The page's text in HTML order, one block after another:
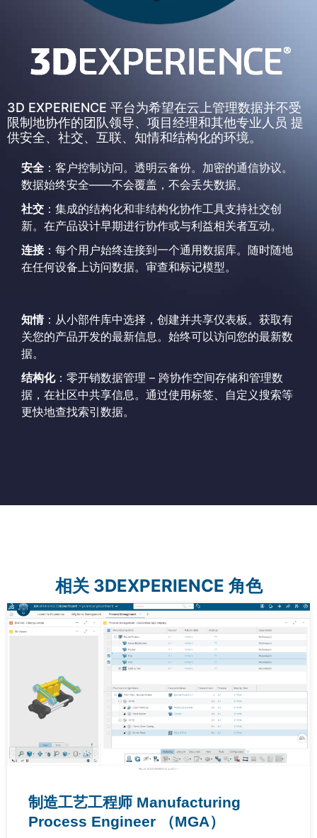
3D EXPERIENCE 平台为希望在云上管理数据并不受
限制地协作的团队领导、项目经理和其他专业人员 提
供安全、社交、互联、知情和结构化的环境。
安全 ：客户控制访问。透明云备份。加密的通信协议。
数据始终安全——不会覆盖，不会丢失数据。
社交 ：集成的结构化和非结构化协作工具支持社交创
新。在产品设计早期进行协作或与利益相关者互动。
连接：每个用户始终连接到一个通用数据库。随时随地
在任何设备上访问数据。审查和标记模型。
知情：从小部件库中选择，创建并共享仪表板。获取有
关您的产品开发的最新信息。始终可以访问您的最新数
据。
结构化：零开销数据管理 – 跨协作空间存储和管理数
据，在社区中共享信息。通过使用标签、自定义搜索等
更快地查找索引数据。
相关 3DEXPERIENCE 角色
制造工艺工程师 Manufacturing
Process Engineer （MGA）